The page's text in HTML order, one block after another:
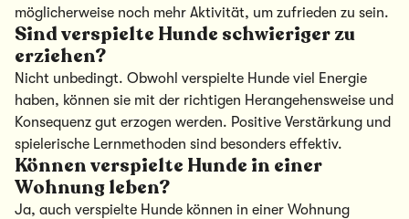
möglicherweise noch mehr Aktivität, um zufrieden zu sein.
Sind verspielte Hunde schwieriger zu
erziehen?
Nicht unbedingt. Obwohl verspielte Hunde viel Energie
haben, können sie mit der richtigen Herangehensweise und
Konsequenz gut erzogen werden. Positive Verstärkung und
spielerische Lernmethoden sind besonders effektiv.
Können verspielte Hunde in einer
Wohnung leben?
Ja, auch verspielte Hunde können in einer Wohnung